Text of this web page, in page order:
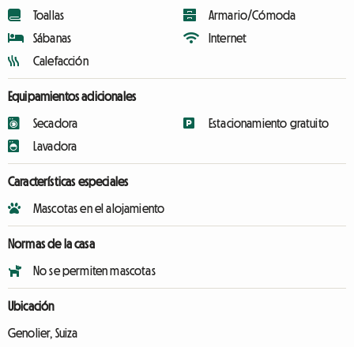
Toallas
Sábanas
Calefacción
Armario/Cómoda
Internet
Equipamientos adicionales
Secadora
Lavadora
Estacionamiento gratuito
Características especiales
Mascotas en el alojamiento
Normas de la casa
No se permiten mascotas
Ubicación
Genolier, Suiza